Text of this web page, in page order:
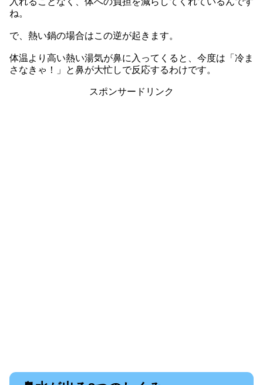
ね。
で、熱い鍋の場合はこの逆が起きます。
体温より高い熱い湯気が鼻に入ってくると、今度は「冷ま
さなきゃ！」と鼻が大忙しで反応するわけです。
スポンサードリンク